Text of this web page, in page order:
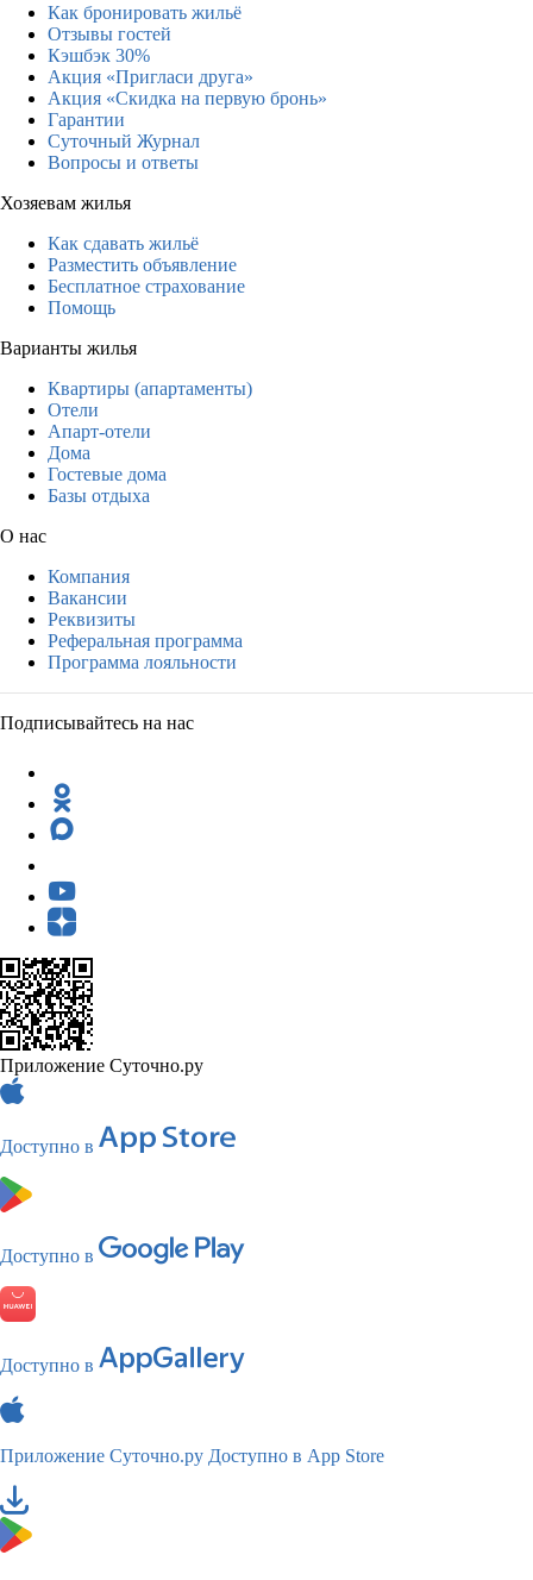
Как бронировать жильё
Отзывы гостей
Кэшбэк 30%
Акция «Пригласи друга»
Акция «Скидка на первую бронь»
Гарантии
Суточный Журнал
Вопросы и ответы
Хозяевам жилья
Как сдавать жильё
Разместить объявление
Бесплатное страхование
Помощь
Варианты жилья
Квартиры (апартаменты)
Отели
Апарт-отели
Дома
Гостевые дома
Базы отдыха
О нас
Компания
Вакансии
Реквизиты
Реферальная программа
Программа лояльности
Подписывайтесь на нас
Приложение Суточно.ру
Доступно в
Доступно в
Доступно в
Приложение Суточно.ру Доступно в App Store